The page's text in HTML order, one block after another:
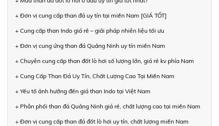
+ Đơn vị cung cấp than đá uy tín tại miền Nam [GIÁ TỐT]
+ Cung cấp than Indo giá rẻ – giải pháp nhiên liệu tối ưu
+ Đơn vị cung ứng than đá Quảng Ninh uy tín miền Nam
+ Chuyên cung cấp than đốt lò hơi số lượng lớn, giá rẻ kv phía Nam
+ Cung Cấp Than Đá Uy Tín, Chất Lượng Cao Tại Miền Nam
+ Yếu tố ảnh hưởng đến giá than Indo tại Việt Nam
+ Phân phối than đá Quảng Ninh giá rẻ, chất lượng cao tại miền Nam
+ Đơn vị cung cấp than đá đốt lò hơi uy tín, chất lượng miền Nam